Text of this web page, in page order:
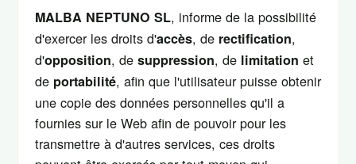
MALBA NEPTUNO SL, informe de la possibilité
d'exercer les droits d'accès, de rectification,
d'opposition, de suppression, de limitation et
de portabilité, afin que l'utilisateur puisse obtenir
une copie des données personnelles qu'il a
fournies sur le Web afin de pouvoir pour les
transmettre à d'autres services, ces droits